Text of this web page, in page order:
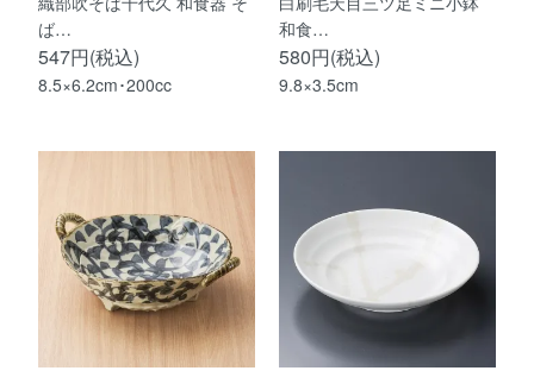
ば…
547円(税込)
8.5×6.2cm･200cc
和食…
580円(税込)
9.8×3.5cm